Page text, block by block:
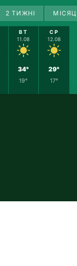
2 ТИЖНІ
ВТ
11.08
34°
19°
СР
12.08
29°
17°